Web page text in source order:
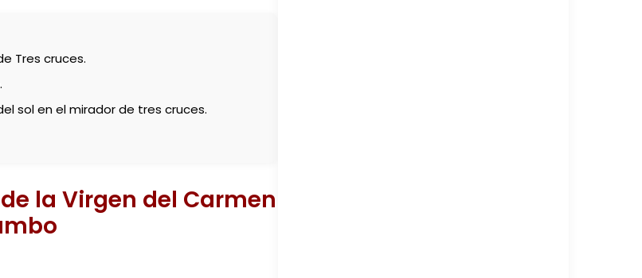
Tres cruces.
sol en el mirador de tres cruces.
la Virgen del Carmen